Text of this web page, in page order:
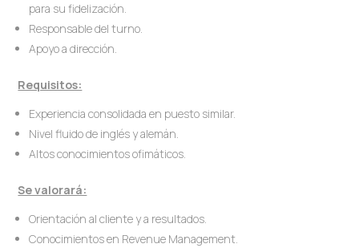
para su fidelización.
Responsable del turno.
Apoyo a dirección.
Requisitos:
Experiencia consolidada en puesto similar.
Nivel fluido de inglés y alemán.
Altos conocimientos ofimáticos.
Se valorará:
Orientación al cliente y a resultados.
Conocimientos en Revenue Management.